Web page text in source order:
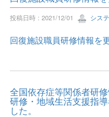
投稿日時 : 2021/12/01 シス
回復施設職員研修情報を
全国依存症等関係者研
研修・地域生活支援指
した。